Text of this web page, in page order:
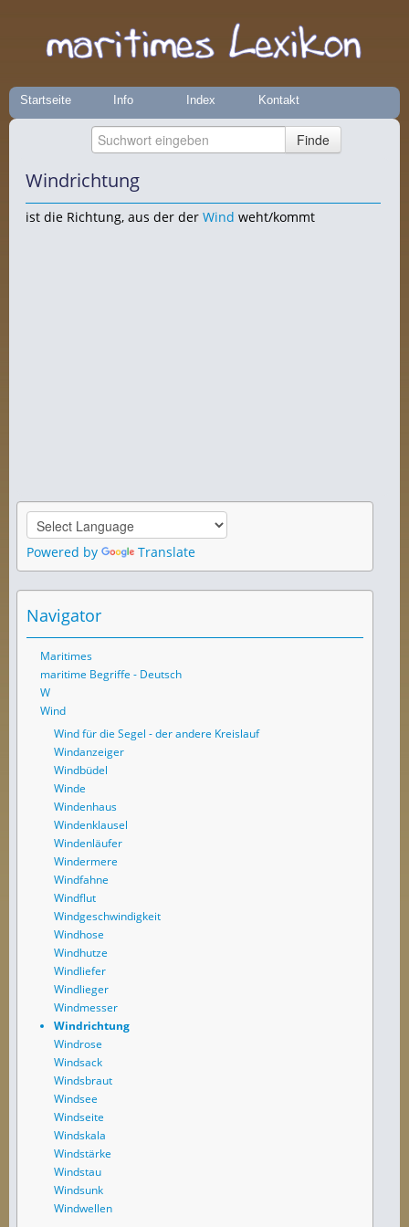
Startseite Info Index Kontakt
Windrichtung
ist die Richtung, aus der der Wind weht/kommt
Powered by Translate
Navigator
Maritimes
maritime Begriffe - Deutsch
W
Wind
Wind für die Segel - der andere Kreislauf
Windanzeiger
Windbüdel
Winde
Windenhaus
Windenklausel
Windenläufer
Windermere
Windfahne
Windflut
Windgeschwindigkeit
Windhose
Windhutze
Windliefer
Windlieger
Windmesser
Windrichtung
Windrose
Windsack
Windsbraut
Windsee
Windseite
Windskala
Windstärke
Windstau
Windsunk
Windwellen